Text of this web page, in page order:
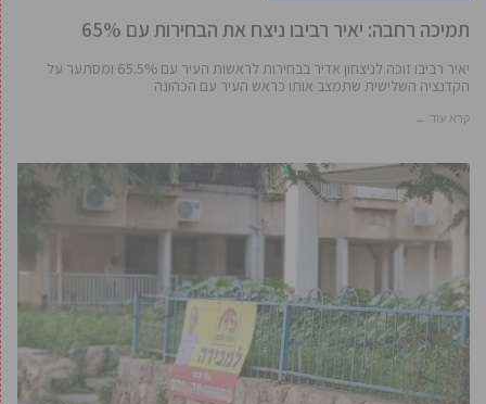
תמיכה רחבה: יאיר רביבו ניצח את הבחירות עם 65%
יאיר רביבו זוכה לניצחון אדיר בבחירות לראשות העיר עם 65.5% ומסתער על
הקדנציה השלישית שתמצב אותו כראש העיר עם הכהונה
קרא עוד ←